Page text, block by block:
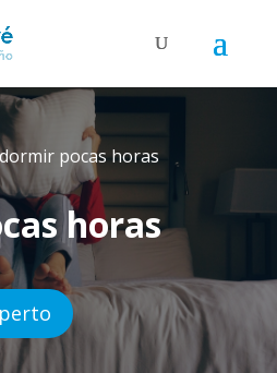
dormir pocas horas
horas